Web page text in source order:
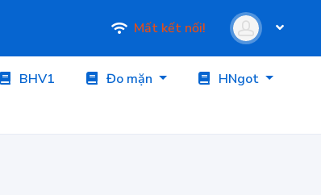
Mất kết nối!
BHV1 Đo mặn
HNgot